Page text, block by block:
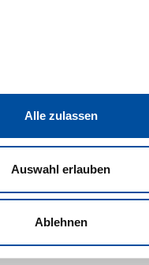
darüber, wie Ihre
und legen Sie Ihre
um Inhalte und
für soziale
auf unsere
geben wir
Website an unsere
Informationen
die Sie ihnen
Alle zulassen
Auswahl erlauben
Ablehnen